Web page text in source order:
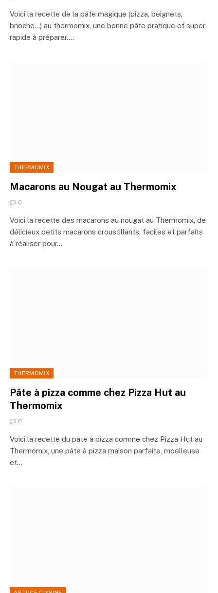
Voici la recette de la pâte magique (pizza, beignets,
brioche…) au thermomix, une bonne pâte pratique et super
rapide à préparer.…
THERMOMIX
Macarons au Nougat au Thermomix
0
Voici la recette des macarons au nougat au Thermomix, de
délicieux petits macarons croustillants, faciles et parfaits
à réaliser pour…
THERMOMIX
Pâte à pizza comme chez Pizza Hut au
Thermomix
0
Voici la recette du pâte à pizza comme chez Pizza Hut au
Thermomix, une pâte à pizza maison parfaite, moelleuse
et…